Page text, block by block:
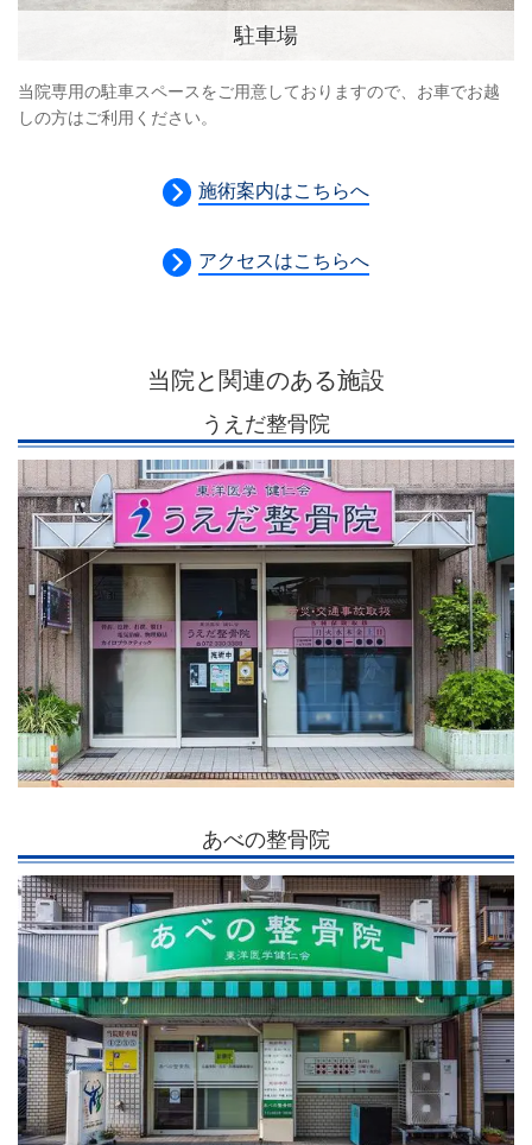
駐車場
当院専用の駐車スペースをご用意しておりますので、お車でお越
しの方はご利用ください。
施術案内はこちらへ
アクセスはこちらへ
当院と関連のある施設
うえだ整骨院
あべの整骨院